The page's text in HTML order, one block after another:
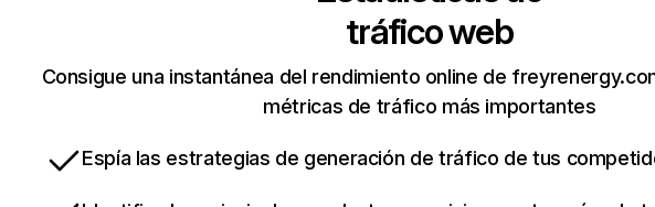
tráfico web
Consigue una instantánea del rendimiento online de
métricas de tráfico más importantes
Espía las estrategias de generación de tráfico de tus